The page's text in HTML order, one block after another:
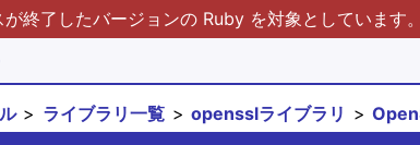
終了したバージョンの Ruby を対象としています。
ライブラリ一覧 opensslライブラリ